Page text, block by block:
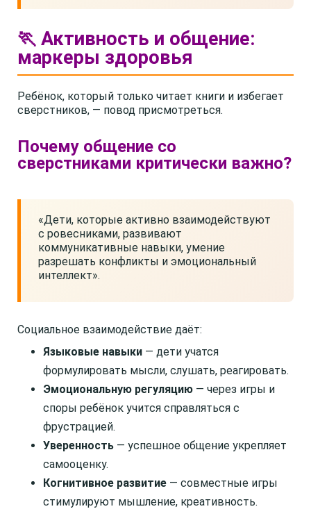
🏃 Активность и общение:
маркеры здоровья
Ребёнок, который только читает книги и избегает
сверстников, — повод присмотреться.
Почему общение со
сверстниками критически важно?
«Дети, которые активно взаимодействуют
с ровесниками, развивают
коммуникативные навыки, умение
разрешать конфликты и эмоциональный
интеллект».
Социальное взаимодействие даёт:
Языковые навыки — дети учатся
формулировать мысли, слушать, реагировать.
Эмоциональную регуляцию — через игры и
споры ребёнок учится справляться с
фрустрацией.
Уверенность — успешное общение укрепляет
самооценку.
Когнитивное развитие — совместные игры
стимулируют мышление, креативность.